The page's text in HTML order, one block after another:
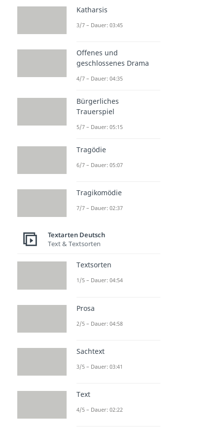
Katharsis
3/7 – Dauer: 03:45
Offenes und
geschlossenes Drama
4/7 – Dauer: 04:35
Bürgerliches
Trauerspiel
5/7 – Dauer: 05:15
Tragödie
6/7 – Dauer: 05:07
Tragikomödie
7/7 – Dauer: 02:37
Textarten Deutsch
Text & Textsorten
Textsorten
1/5 – Dauer: 04:54
Prosa
2/5 – Dauer: 04:58
Sachtext
3/5 – Dauer: 03:41
Text
4/5 – Dauer: 02:22